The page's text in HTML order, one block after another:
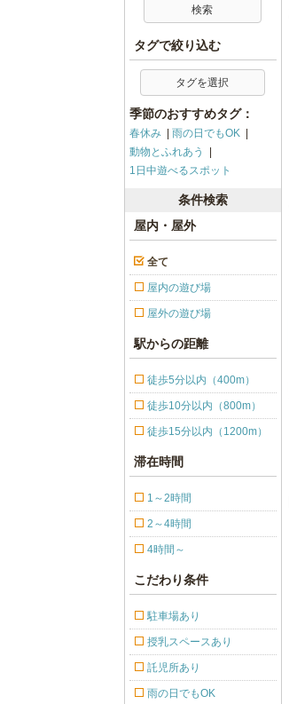
タグで絞り込む
タグを選択
季節のおすすめタグ：
春休み
雨の日でもOK
動物とふれあう
1日中遊べるスポット
条件検索
屋内・屋外
全て
屋内の遊び場
屋外の遊び場
駅からの距離
徒歩5分以内（400m）
徒歩10分以内（800m）
徒歩15分以内（1200m）
滞在時間
1～2時間
2～4時間
4時間～
こだわり条件
駐車場あり
授乳スペースあり
託児所あり
雨の日でもOK